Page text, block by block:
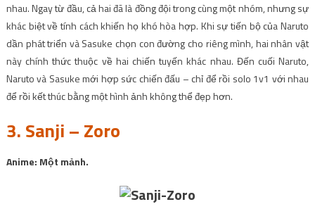
nhau. Ngay từ đầu, cả hai đã là đồng đội trong cùng một nhóm, nhưng sự
khác biệt về tính cách khiến họ khó hòa hợp. Khi sự tiến bộ của Naruto
dần phát triển và Sasuke chọn con đường cho riêng mình, hai nhân vật
này chính thức thuộc về hai chiến tuyến khác nhau. Đến cuối Naruto,
Naruto và Sasuke mới hợp sức chiến đấu – chỉ để rồi solo 1v1 với nhau
để rồi kết thúc bằng một hình ảnh không thể đẹp hơn.
3. Sanji – Zoro
Anime: Một mảnh.